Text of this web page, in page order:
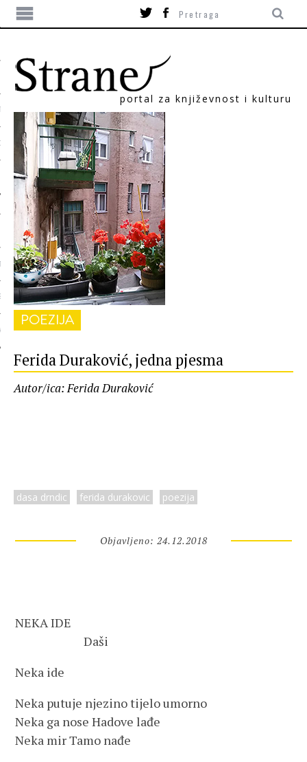
portal za književnost i kulturu
POEZIJA
Ferida Duraković, jedna pjesma
Autor/ica: Ferida Duraković
dasa drndic ferida durakovic poezija
Objavljeno: 24.12.2018
NEKA IDE
Daši
Neka ide
Neka putuje njezino tijelo umorno
Neka ga nose Hadove lađe
Neka mir Tamo nađe